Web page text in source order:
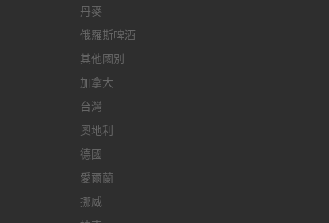
丹麥
俄羅斯啤酒
其他國別
加拿大
台灣
奧地利
德國
愛爾蘭
挪威